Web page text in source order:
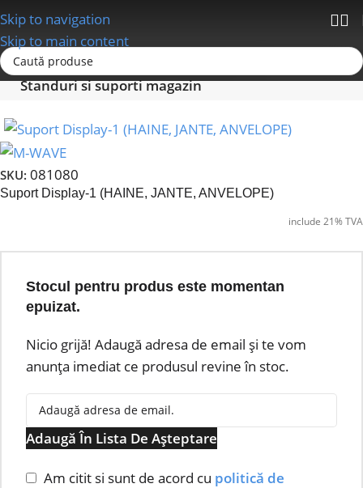
Skip to navigation
Skip to main content
Prima pagină
Standuri si suporti magazin
SKU: 081080
Suport Display-1 (HAINE, JANTE, ANVELOPE)
include 21% TVA
Stocul pentru produs este momentan
epuizat.
Nicio grijă! Adaugă adresa de email și te vom
anunța imediat ce produsul revine în stoc.
Adaugă În Lista De Așteptare
Am citit si sunt de acord cu politică de